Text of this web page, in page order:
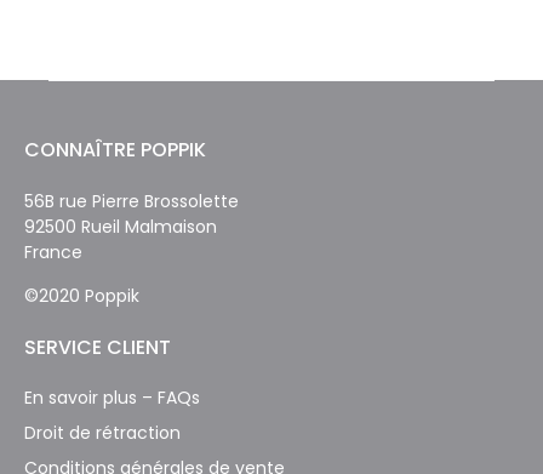
CONNAÎTRE POPPIK
56B rue Pierre Brossolette
92500 Rueil Malmaison
France
©2020 Poppik
SERVICE CLIENT
En savoir plus – FAQs
Droit de rétraction
Conditions générales de vente